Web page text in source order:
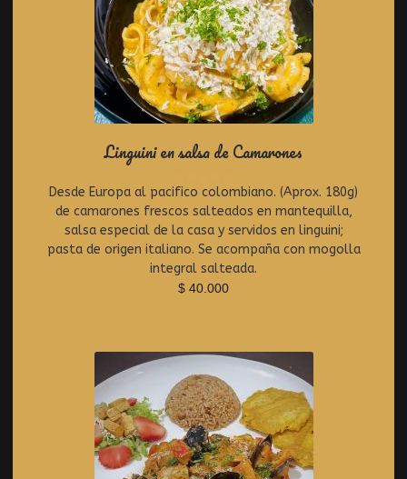
Linguini en salsa de Camarones
R
a
t
e
0
o
5
Desde Europa al pacifico colombiano. (Aprox. 180g)
de camarones frescos salteados en mantequilla,
salsa especial de la casa y servidos en linguini;
pasta de origen italiano. Se acompaña con mogolla
integral salteada.
$ 40.000